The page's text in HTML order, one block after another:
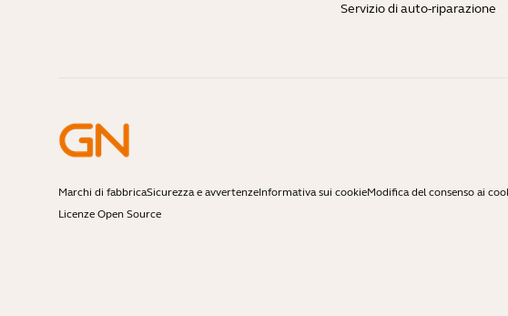
Servizio di auto-riparazione
Marchi di fabbricaSicurezza e avvertenzeInformativa sui cookieModifica del consenso ai
Licenze Open Source